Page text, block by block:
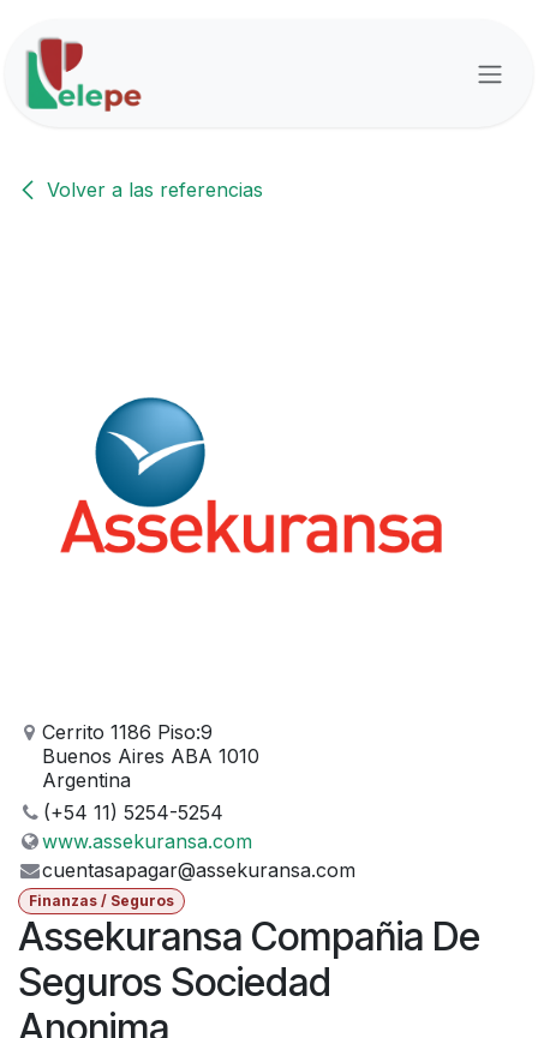
Volver a las referencias
Cerrito 1186 Piso:9
Buenos Aires ABA 1010
Argentina
(+54 11) 5254-5254
www.assekuransa.com
cuentasapagar@assekuransa.com
Finanzas / Seguros
Assekuransa Compañia De
Seguros Sociedad
Anonima